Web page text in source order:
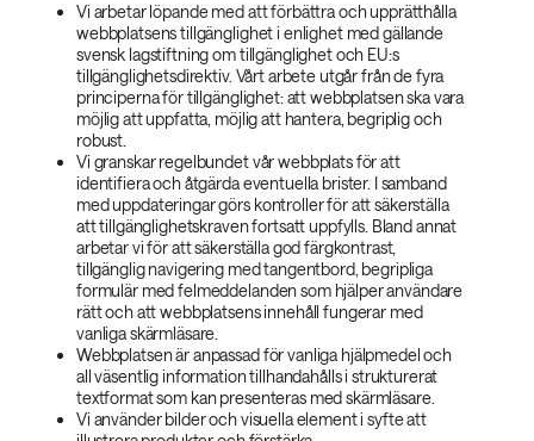
Vi arbetar löpande med att förbättra och upprätthålla
webbplatsens tillgänglighet i enlighet med gällande
svensk lagstiftning om tillgänglighet och EU:s
tillgänglighetsdirektiv. Vårt arbete utgår från de fyra
principerna för tillgänglighet: att webbplatsen ska vara
möjlig att uppfatta, möjlig att hantera, begriplig och
robust.
Vi granskar regelbundet vår webbplats för att
identifiera och åtgärda eventuella brister. I samband
med uppdateringar görs kontroller för att säkerställa
att tillgänglighetskraven fortsatt uppfylls. Bland annat
arbetar vi för att säkerställa god färgkontrast,
tillgänglig navigering med tangentbord, begripliga
formulär med felmeddelanden som hjälper användare
rätt och att webbplatsens innehåll fungerar med
vanliga skärmläsare.
Webbplatsen är anpassad för vanliga hjälpmedel och
all väsentlig information tillhandahålls i strukturerat
textformat som kan presenteras med skärmläsare.
Vi använder bilder och visuella element i syfte att